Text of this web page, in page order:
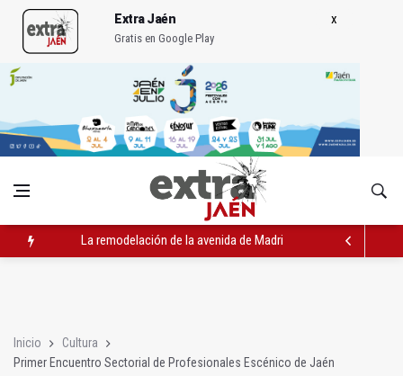
Extra Jaén
Gratis en Google Play
IU pide respuestas al Gobierno sobre la situación del
Inicio
Cultura
Primer Encuentro Sectorial de Profesionales Escénico de Jaén